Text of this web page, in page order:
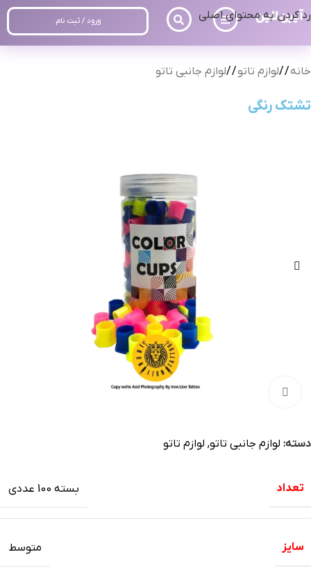
رد کردن به محتوای اصلی ورود / ثبت نام
خانه/ لوازم تاتو/ لوازم جانبی تاتو
تشتک رنگی
دسته: لوازم جانبی تاتو, لوازم تاتو
تعداد بسته 100 عددی
سایز
متوسط